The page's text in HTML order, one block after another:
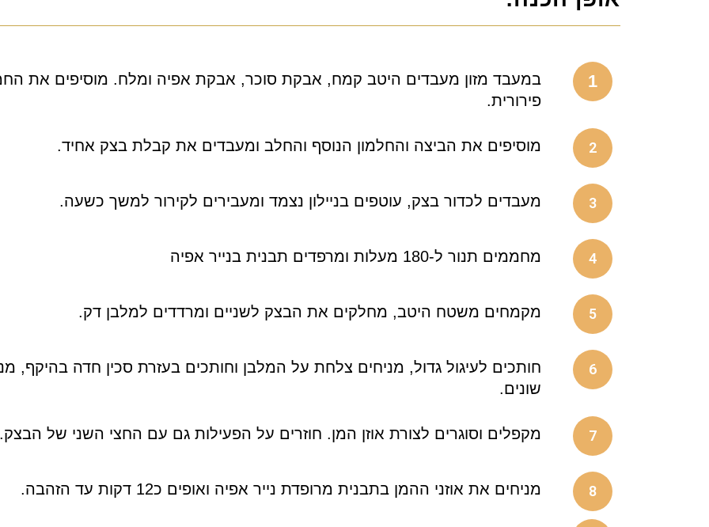
1
במעבד מזון מעבדים היטב קמח, אבקת סוכר, אבקת אפיה ומלח. מוסיפים את
פירורית.
2 מוסיפים את הביצה והחלמון הנוסף והחלב ומעבדים את קבלת בצק אחיד.
3 מעבדים לכדור בצק, עוטפים בניילון נצמד ומעבירים לקירור למשך כשעה.
4 מחממים תנור ל-180 מעלות ומרפדים תבנית בנייר אפיה
5 מקמחים משטח היטב, מחלקים את הבצק לשניים ומרדדים למלבן דק.
6
שונים.
7 מקפלים וסוגרים לצורת אוזן המן. חוזרים על הפעילות גם עם החצי השני של הבצק.
8 מניחים את אוזני ההמן בתבנית מרופדת נייר אפיה ואופים כ12 דקות עד הזהבה.